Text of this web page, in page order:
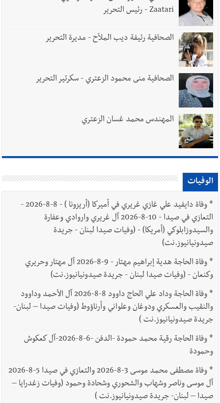
Zaatari - رئيس التحرير
الصحافية رئيفة ديب الملاّح - مديرة التحرير
الصحافية منى محمود الزعتري - سكرتير التحرير
المهندس محمد غسان الزعتري
الوفيات
*
وفاة دايفيد علي غازي غريري في أميركا (أريزونا ) - 8-8-2026 -
التعازي في صيدا - 10-8-2026 آل غريري واروادي وعفارة
والسيدوزابلوكي (أمريكا) - (وفيات صيدا لبنان - جريدة
صيدونيانيوز.نت)
*
وفاة الحاجة هدية إبراهيم مهتار - 9-8-2026 آل مهتار وحريري
وكنعان - (وفيات صيدا لبنان - جريدة صيدونيانيوز.نت)
*
وفاة الحاجة وداد علي الحاج داوود 8-8-2026 آل الأحمد وداوود
والنقيب والعسكري ودوغان وعلواني وأرناؤوط (وفيات صيدا – لبنان-
جريدة صيدونيانيوز.نت )
*
وفاة الحاجة رقية محمد حمودة -الدفن -6-8-2026-آل كعكوش
وحمودة
*
وفاة مصطفى محمد موسى 3-8-2026 والتعازي في صيدا 5-8-2026
آل موسى وناصر وشهاب والشحوري وشحادة وحمود (وفيات زغدرايا –
صيدا – لبنان- جريدة صيدونيانيوز.نت )